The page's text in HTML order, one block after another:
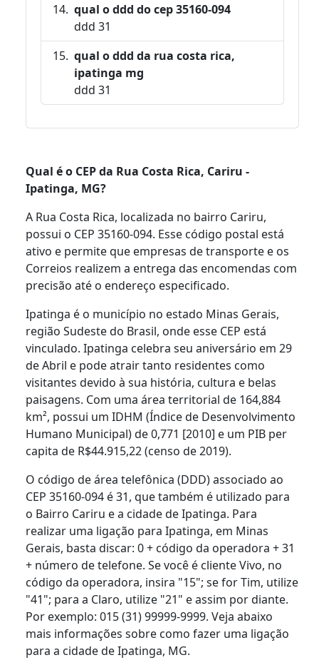
qual o ddd do cep 35160-094
ddd 31
qual o ddd da rua costa rica,
ipatinga mg
ddd 31
Qual é o CEP da Rua Costa Rica, Cariru -
Ipatinga, MG?
A Rua Costa Rica, localizada no bairro Cariru,
possui o CEP 35160-094. Esse código postal está
ativo e permite que empresas de transporte e os
Correios realizem a entrega das encomendas com
precisão até o endereço especificado.
Ipatinga é o município no estado Minas Gerais,
região Sudeste do Brasil, onde esse CEP está
vinculado. Ipatinga celebra seu aniversário em 29
de Abril e pode atrair tanto residentes como
visitantes devido à sua história, cultura e belas
paisagens. Com uma área territorial de 164,884
km², possui um IDHM (Índice de Desenvolvimento
Humano Municipal) de 0,771 [2010] e um PIB per
capita de R$44.915,22 (censo de 2019).
O código de área telefônica (DDD) associado ao
CEP 35160-094 é 31, que também é utilizado para
o Bairro Cariru e a cidade de Ipatinga. Para
realizar uma ligação para Ipatinga, em Minas
Gerais, basta discar: 0 + código da operadora + 31
+ número de telefone. Se você é cliente Vivo, no
código da operadora, insira "15"; se for Tim, utilize
"41"; para a Claro, utilize "21" e assim por diante.
Por exemplo: 015 (31) 99999-9999. Veja abaixo
mais informações sobre como fazer uma ligação
para a cidade de Ipatinga, MG.